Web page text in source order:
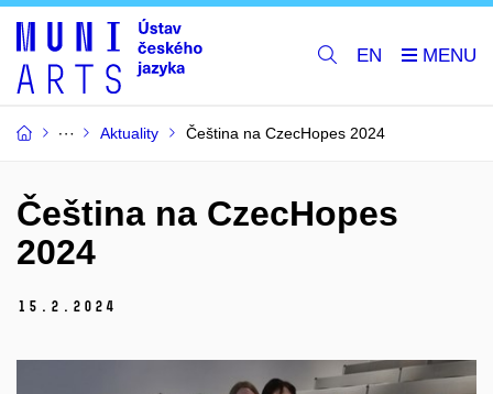
EN
Aktuality Čeština na CzecHopes 2024
Čeština na CzecHopes
2024
15. 2. 2024